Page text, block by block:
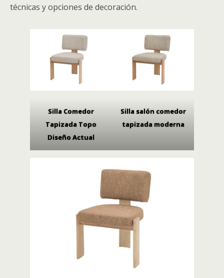
técnicas y opciones de decoración.
Silla Comedor
Tapizada Topo
Diseño Actual
Silla salón comedor
tapizada moderna